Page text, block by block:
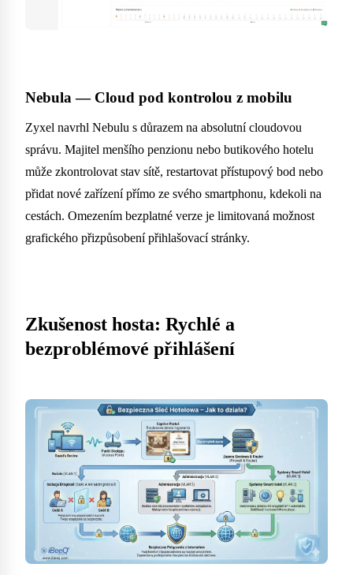
Nebula — Cloud pod kontrolou z mobilu
Zyxel navrhl Nebulu s důrazem na absolutní cloudovou
správu. Majitel menšího penzionu nebo butikového hotelu
může zkontrolovat stav sítě, restartovat přístupový bod nebo
přidat nové zařízení přímo ze svého smartphonu, kdekoli na
cestách. Omezením bezplatné verze je limitovaná možnost
grafického přizpůsobení přihlašovací stránky.
Zkušenost hosta: Rychlé a
bezproblémové přihlášení